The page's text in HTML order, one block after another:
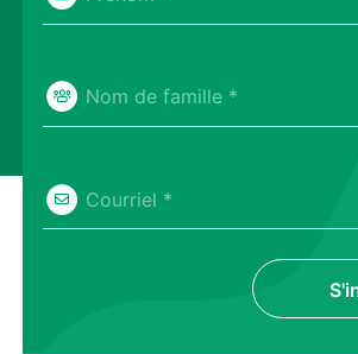
Nom de famille *
Courriel *